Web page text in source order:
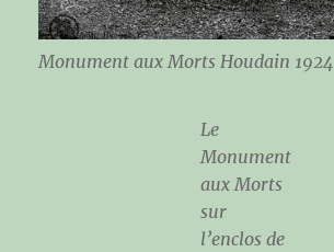
Monument aux Morts Houdain 1924
Le
Monument
aux Morts
sur
l’enclos de